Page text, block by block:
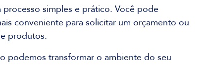
simples e prático. Você pode
conveniente para solicitar um orçamento ou
produtos.
podemos transformar o ambiente do seu